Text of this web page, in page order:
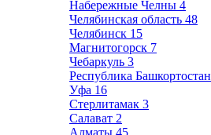
Набережные Челны 4
Челябинская область 48
Челябинск 15
Магнитогорск 7
Чебаркуль 3
Республика Башкортостан
Уфа 16
Стерлитамак 3
Салават 2
Алматы 45